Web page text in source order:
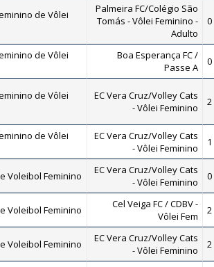
de Vôlei
Palmeira FC/Colégio São
Tomás - Vôlei Feminino -
Adulto
0
de Vôlei
Boa Esperança FC /
Passe A
0
de Vôlei
EC Vera Cruz/Volley Cats
- Vôlei Feminino
2
de Vôlei
EC Vera Cruz/Volley Cats
- Vôlei Feminino
1
Voleibol Feminino
EC Vera Cruz/Volley Cats
- Vôlei Feminino
0
Voleibol Feminino
Cel Veiga FC / CDBV -
Vôlei Fem
2
Voleibol Feminino
EC Vera Cruz/Volley Cats
- Vôlei Feminino
2